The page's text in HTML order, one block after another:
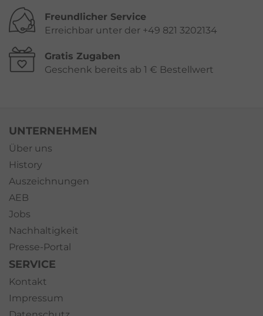
Freundlicher Service
Erreichbar unter der +49 821 3202134
Gratis Zugaben
Geschenk bereits ab 1 € Bestellwert
UNTERNEHMEN
Über uns
History
Auszeichnungen
AEB
Jobs
Nachhaltigkeit
Presse-Portal
SERVICE
Kontakt
Impressum